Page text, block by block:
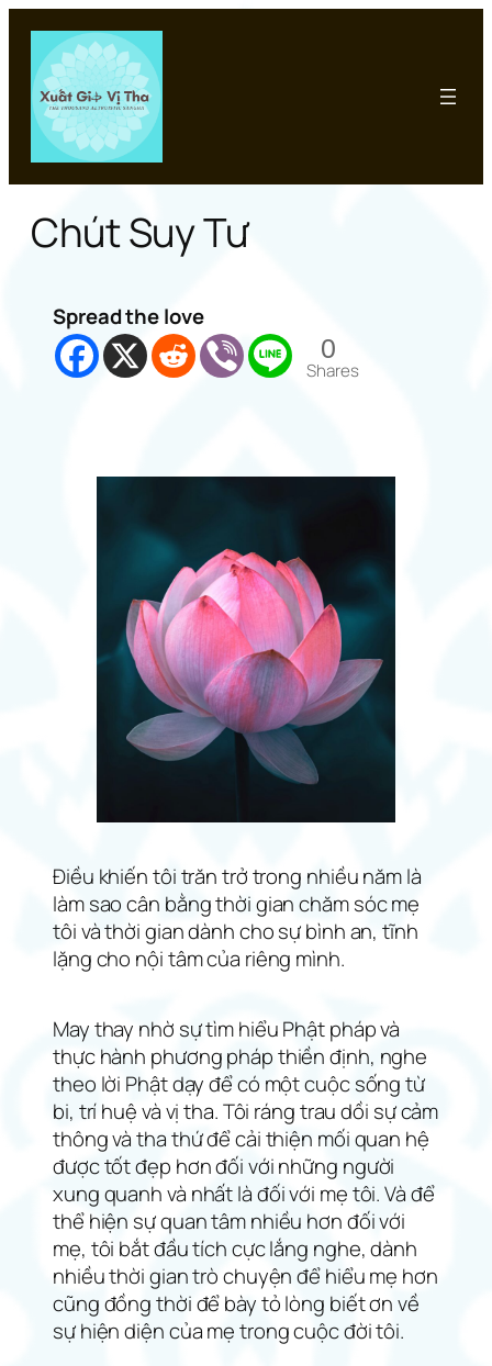
phần
nội
dung
Chút Suy Tư
Spread the love
0
Shares
Điều khiến tôi trăn trở trong nhiều năm là
làm sao cân bằng thời gian chăm sóc mẹ
tôi và thời gian dành cho sự bình an, tĩnh
lặng cho nội tâm của riêng mình.
May thay nhờ sự tìm hiểu Phật pháp và
thực hành phương pháp thiền định, nghe
theo lời Phật dạy để có một cuộc sống từ
bi, trí huệ và vị tha. Tôi ráng trau dồi sự cảm
thông và tha thứ để cải thiện mối quan hệ
được tốt đẹp hơn đối với những người
xung quanh và nhất là đối với mẹ tôi. Và để
thể hiện sự quan tâm nhiều hơn đối với
mẹ, tôi bắt đầu tích cực lắng nghe, dành
nhiều thời gian trò chuyện để hiểu mẹ hơn
cũng đồng thời để bày tỏ lòng biết ơn về
sự hiện diện của mẹ trong cuộc đời tôi.